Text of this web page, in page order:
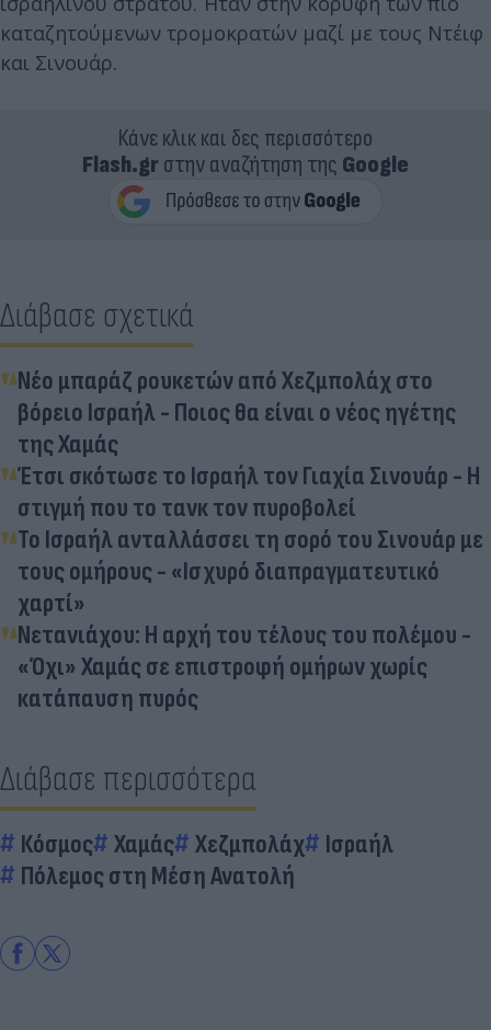
καταζητούμενων τρομοκρατών μαζί με τους Ντέιφ
και Σινουάρ.
Κάνε κλικ και δες περισσότερο
Flash.grστην αναζήτηση της Google
Διάβασε σχετικά
Νέο μπαράζ ρουκετών από Χεζμπολάχ στο
βόρειο Ισραήλ - Ποιος θα είναι ο νέος ηγέτης
της Χαμάς
Έτσι σκότωσε το Ισραήλ τον Γιαχία Σινουάρ - Η
στιγμή που το τανκ τον πυροβολεί
Το Ισραήλ ανταλλάσσει τη σορό του Σινουάρ με
τους ομήρους - «Ισχυρό διαπραγματευτικό
χαρτί»
Νετανιάχου: Η αρχή του τέλους του πολέμου -
«Όχι» Χαμάς σε επιστροφή ομήρων χωρίς
κατάπαυση πυρός
Διάβασε περισσότερα
Κόσμος Χαμάς Χεζμπολάχ
Ισραήλ
Πόλεμος στη Μέση Ανατολή